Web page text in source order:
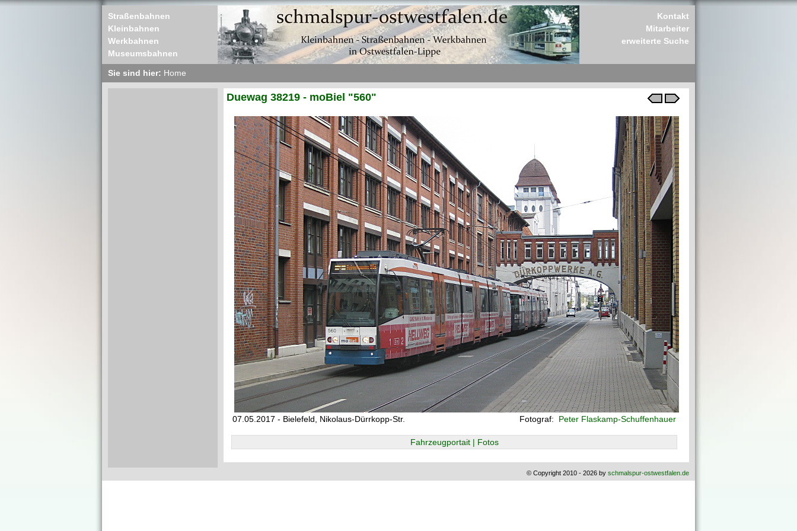
Straßenbahnen
Kleinbahnen
Werkbahnen
Museumsbahnen
Kontakt
Mitarbeiter
erweiterte Suche
Sie sind hier: Home
Duewag 38219 - moBiel "560"
07.05.2017 - Bielefeld, Nikolaus-Dürrkopp-Str. Fotograf: Peter Flaskamp-Schuffenhauer
Fahrzeugportait | Fotos
© Copyright 2010 - 2026 by schmalspur-ostwestfalen.de